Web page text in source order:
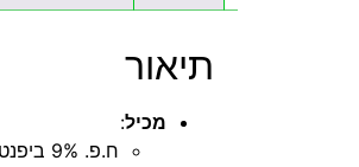
תיאור
מכיל:
ח.פ. 9% ביפנטרין (פירתרואיד)